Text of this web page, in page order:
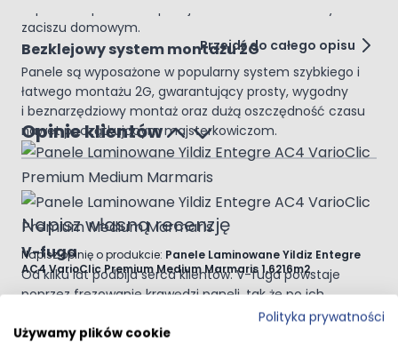
zaciszu domowym.
Bezklejowy system montażu 2G
Panele są wyposażone w popularny system szybkiego i
łatwego montażu 2G, gwarantujący prosty, wygodny
i beznarzędziowy montaż oraz dużą oszczędność czasu
nawet początkującym majsterkowiczom.
V-fuga
Od kilku lat podbija serca klientów. V-fuga powstaje
poprzez frezowanie krawędzi paneli, tak że po ich
ułożeniu mamy wrażenie osobnych desek, a nie jednolitej
podłogi. Dzięki temu panele wyglądają jak naturalne
Przejdź do całego opisu
Opinie klientów
Napisz własną recenzję
Napisz opinię o produkcie: Panele Laminowane Yildiz Entegre
AC4 VarioClic Premium Medium Marmaris 1,6216m2
Twoja ocena:
Polityka prywatności
Używamy plików cookie